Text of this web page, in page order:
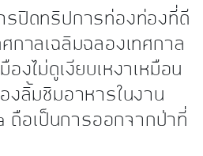
รปิดทริปการท่องท่องที่ดี
ศกาลเฉลิมฉลองเทศกาล
องไม่ดูเงียบเหงาเหมือน
งลิ้มชิมอาหารในงาน
ถือเป็นการออกจากป่าที่